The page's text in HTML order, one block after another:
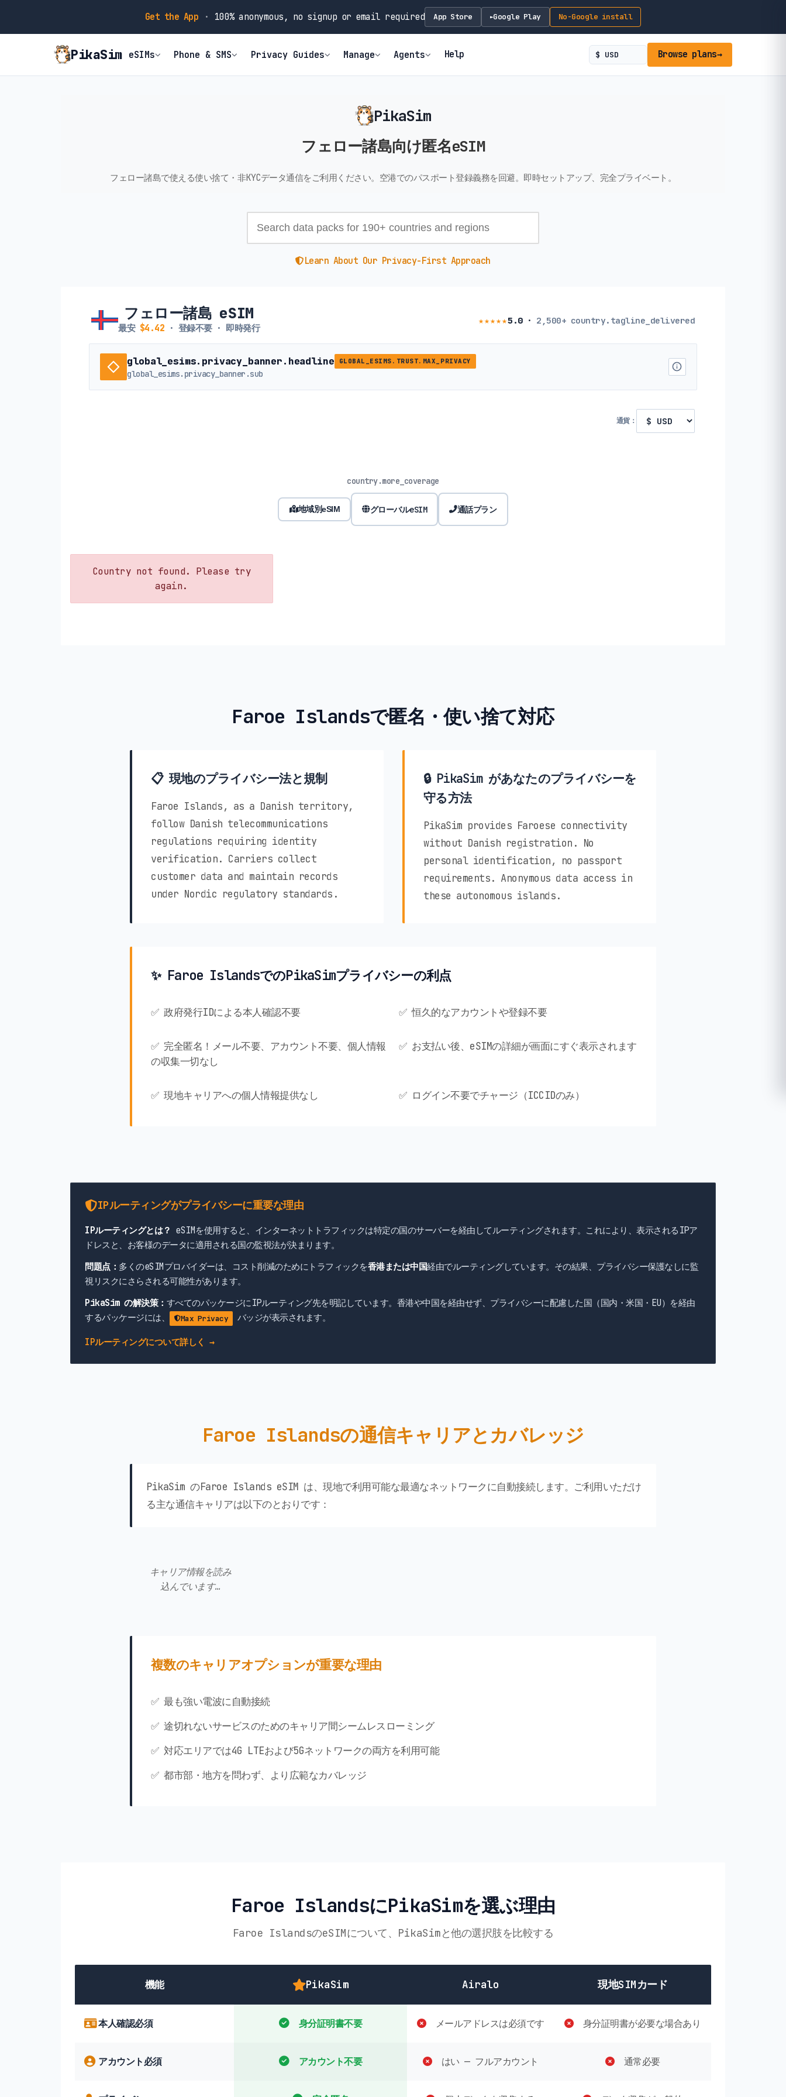
Get the App · 100% anonymous, no signup or email required App Store ►Google Play No-Google install
PikaSim eSIMs Phone & SMS Privacy Guides Manage Agents Help Browse plans→
PikaSim
フェロー諸島向け匿名eSIM
フェロー諸島で使える使い捨て・非KYCデータ通信をご利用ください。空港でのパスポート登録義務を回避。即時セットアップ、完全プライベート。
Learn About Our Privacy-First Approach
フェロー諸島 eSIM
最安 $4.42 · 登録不要 · 即時発行
★★★★★5.0· 2,500+ country.tagline_delivered
global_esims.privacy_banner.headline GLOBAL_ESIMS.TRUST.MAX_PRIVACY
global_esims.privacy_banner.sub
通貨：
country.more_coverage
地域別eSIM グローバルeSIM 通話プラン
Country not found. Please try
again.
Faroe Islandsで匿名・使い捨て対応
📋 現地のプライバシー法と規制
Faroe Islands, as a Danish territory,
follow Danish telecommunications
regulations requiring identity
verification. Carriers collect
customer data and maintain records
under Nordic regulatory standards.
🔒 PikaSim があなたのプライバシーを
守る方法
PikaSim provides Faroese connectivity
without Danish registration. No
personal identification, no passport
requirements. Anonymous data access in
these autonomous islands.
✨ Faroe IslandsでのPikaSimプライバシーの利点
✅ 政府発行IDによる本人確認不要 ✅ 恒久的なアカウントや登録不要
✅ 完全匿名！メール不要、アカウント不要、個人情報
の収集一切なし
✅ お支払い後、eSIMの詳細が画面にすぐ表示されます
✅ 現地キャリアへの個人情報提供なし ✅ ログイン不要でチャージ（ICCIDのみ）
IPルーティングがプライバシーに重要な理由
IPルーティングとは？ eSIMを使用すると、インターネットトラフィックは特定の国のサーバーを経由してルーティングされます。これにより、表示されるIPア
ドレスと、お客様のデータに適用される国の監視法が決まります。
問題点： 多くのeSIMプロバイダーは、コスト削減のためにトラフィックを香港または中国経由でルーティングしています。その結果、プライバシー保護なしに監
視リスクにさらされる可能性があります。
PikaSim の解決策： すべてのパッケージにIPルーティング先を明記しています。香港や中国を経由せず、プライバシーに配慮した国（国内・米国・EU）を経由
するパッケージには、
Max Privacy
バッジが表示されます。
IPルーティングについて詳しく →
Faroe Islandsの通信キャリアとカバレッジ
PikaSim のFaroe Islands eSIM は、現地で利用可能な最適なネットワークに自動接続します。ご利用いただけ
る主な通信キャリアは以下のとおりです：
キャリア情報を読み
込んでいます…
複数のキャリアオプションが重要な理由
✅ 最も強い電波に自動接続
✅ 途切れないサービスのためのキャリア間シームレスローミング
✅ 対応エリアでは4G LTEおよび5Gネットワークの両方を利用可能
✅ 都市部・地方を問わず、より広範なカバレッジ
Faroe IslandsにPikaSimを選ぶ理由
Faroe IslandsのeSIMについて、PikaSimと他の選択肢を比較する
機能 PikaSim Airalo 現地SIMカード
本人確認必須 身分証明書不要 メールアドレスは必須です 身分証明書が必要な場合あり
アカウント必須 アカウント不要 はい — フルアカウント 通常必要